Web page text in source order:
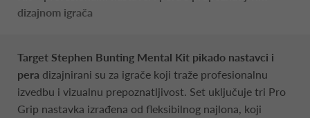
dizajnom igrača
Target Stephen Bunting Mental Kit pikado nastavci i
pera dizajnirani su za igrače koji traže profesionalnu
izvedbu i vizualnu prepoznatljivost. Set uključuje tri Pro
Grip nastavka izrađena od fleksibilnog najlona, koji